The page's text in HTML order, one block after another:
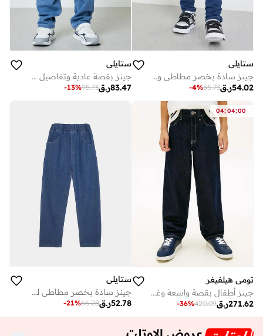
ستايلي
جينز سادة بخصر مطاطي وقصة عادية
ر.ق54.02
55.73
-4%
ستايلي
جينز بقصة عادية وتفاصيل ممزقة للأولاد - أزرق متوسط
ر.ق83.47
95.73
-13%
04:04:00
تومي هيلفيغر
جينز أطفال بقصة واسعة وغسلة خفيفة
ر.ق271.62
420.09
-36%
ستايلي
جينز سادة بخصر مطاطي للأولاد
ر.ق52.78
66.28
-21%